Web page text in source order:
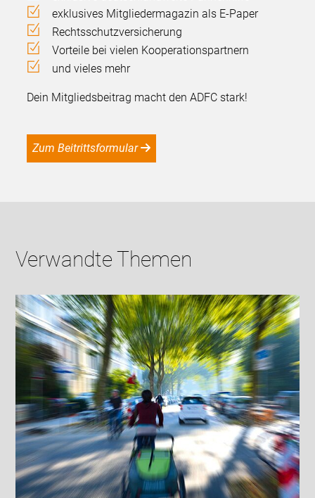
exklusives Mitgliedermagazin als E-Paper
Rechtsschutzversicherung
Vorteile bei vielen Kooperationspartnern
und vieles mehr
Dein Mitgliedsbeitrag macht den ADFC stark!
Zum Beitrittsformular
Verwandte Themen